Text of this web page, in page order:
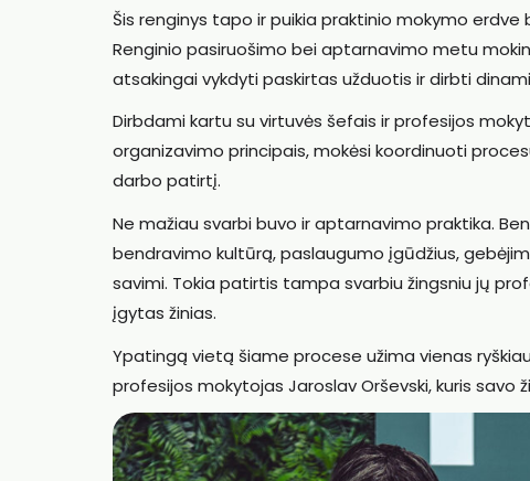
Šis renginys tapo ir puikia praktinio mokymo
Renginio pasiruošimo bei aptarnavimo metu
atsakingai vykdyti paskirtas užduotis ir dirbti
Dirbdami kartu su virtuvės šefais ir profesijos
organizavimo principais, mokėsi koordinuoti
darbo patirtį.
Ne mažiau svarbi buvo ir aptarnavimo praktika.
bendravimo kultūrą, paslaugumo įgūdžius,
savimi. Tokia patirtis tampa svarbiu žingsniu jų
įgytas žinias.
Ypatingą vietą šiame procese užima vienas
profesijos mokytojas Jaroslav Orševski, kuris